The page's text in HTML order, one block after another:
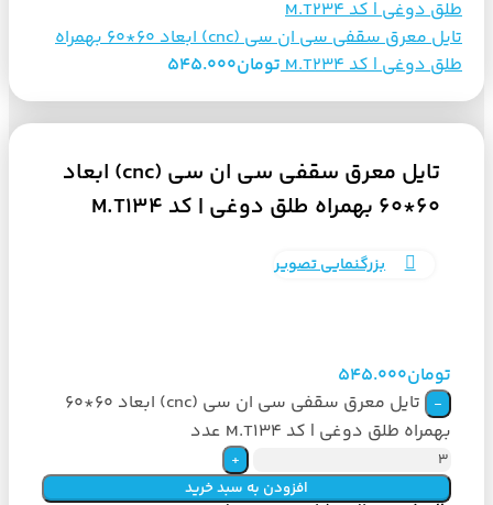
تایل معرق سقفی سی ان سی (cnc) ابعاد 60*60 بهمراه
طلق دوغی | کد M.T234
تومان545.000
تایل معرق سقفی سی ان سی (cnc) ابعاد
60*60 بهمراه طلق دوغی | کد M.T134
بزرگنمایی تصویر
تومان545.000
تایل معرق سقفی سی ان سی (cnc) ابعاد 60*60
بهمراه طلق دوغی | کد M.T134 عدد
افزودن به سبد خرید